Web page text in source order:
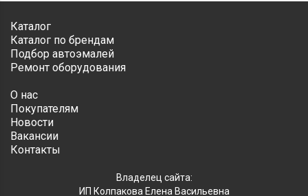
Каталог
Каталог по брендам
Подбор автоэмалей
Ремонт оборудования
О нас
Покупателям
Новости
Вакансии
Контакты
Владелец сайта:
ИП Колпакова Елена Васильевна